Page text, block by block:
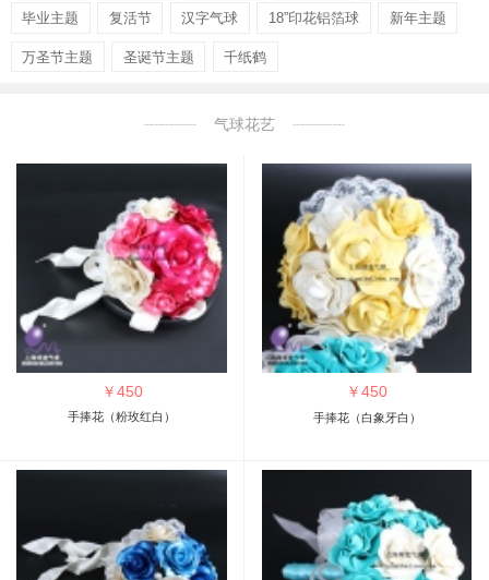
毕业主题 复活节 汉字气球 18”印花铝箔球 新年主题
万圣节主题 圣诞节主题 千纸鹤
气球花艺
￥450
手捧花（粉玫红白）
￥450
手捧花（白象牙白）